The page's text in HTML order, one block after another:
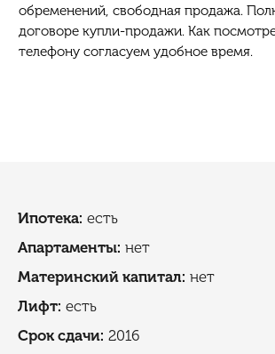
обременений, свободная продажа.
договоре купли-продажи. Как
телефону согласуем удобное время.
Ипотека: есть
Апартаменты: нет
Материнский капитал: нет
Лифт: есть
Cрок сдачи: 2016